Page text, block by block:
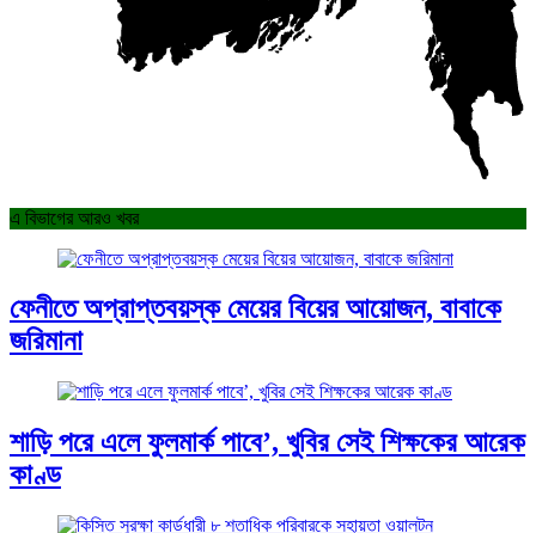
এ বিভাগের আরও খবর
ফেনীতে অপ্রাপ্তবয়স্ক মেয়ের বিয়ের আয়োজন, বাবাকে
জরিমানা
শাড়ি পরে এলে ফুলমার্ক পাবে’, খুবির সেই শিক্ষকের আরেক
কাণ্ড